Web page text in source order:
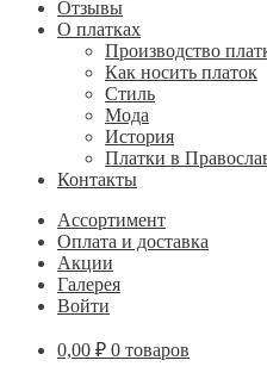
Отзывы
О платках
Производство
Как носить платок
Стиль
Мода
История
Платки в
Контакты
Ассортимент
Оплата и доставка
Акции
Галерея
Войти
0,00 ₽ 0 товаров